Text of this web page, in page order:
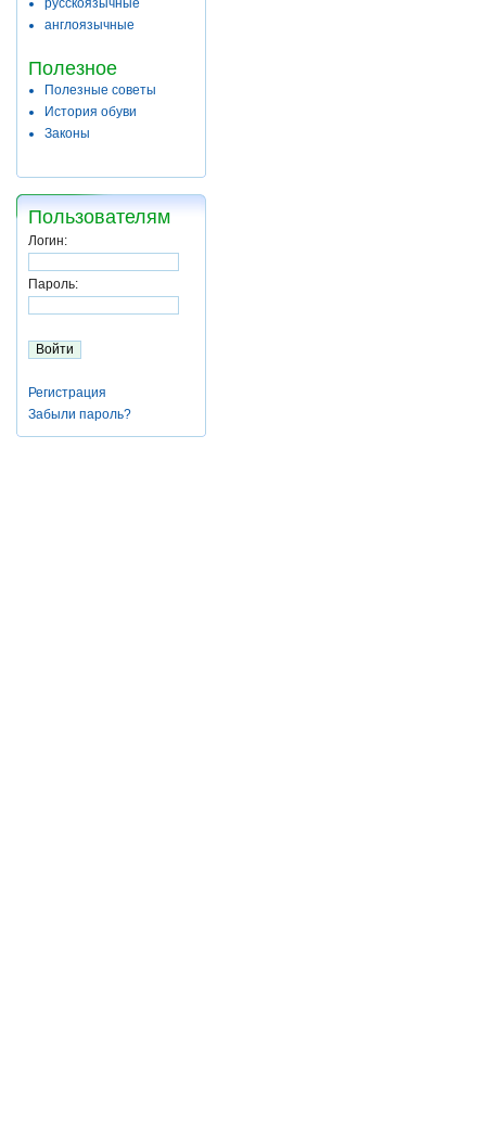
русскоязычные
англоязычные
Полезное
Полезные советы
История обуви
Законы
Пользователям
Логин:
Пароль:
Регистрация
Забыли пароль?